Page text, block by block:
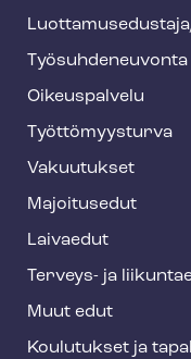
f
o
o
t
e
Työ­suh­de­neu­von­ta
Oikeuspalvelu
Työt­tö­myys­tur­va
Vakuutukset
Majoitusedut
Laivaedut
Terveys- ja
Muut edut
Koulutukset ja